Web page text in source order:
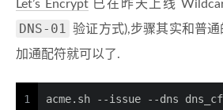
Let’s Encrypt已在昨天上线
DNS-01 验证方式),步骤其实和普
加通配符就可以了.
1 acme.sh --issue --dns